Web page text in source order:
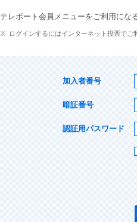
テレボート会員メニューをご利用にな
ログインするにはインターネット投票でご
加入者番号
暗証番号
認証用パスワード